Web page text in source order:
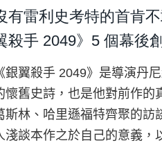
有雷利史考特的首肯
殺手 2049》5 個幕後
銀翼殺手 2049》是導演丹
懷舊史詩，也是他對前作的
斯林、哈里遜福特齊聚的訪
淺談本作之於自己的意義，